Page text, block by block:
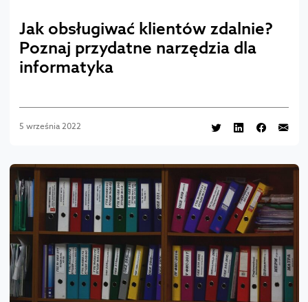
Jak obsługiwać klientów zdalnie?
Poznaj przydatne narzędzia dla
informatyka
5 września 2022